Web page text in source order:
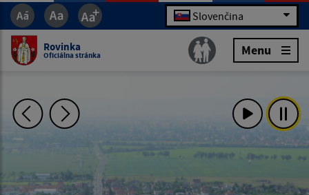
Slovenčina
Rovinka
Oficiálna stránka Menu